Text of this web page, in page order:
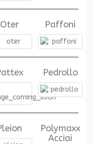
Oter Paffoni
Pedrollo
Polymaxx
Acciai